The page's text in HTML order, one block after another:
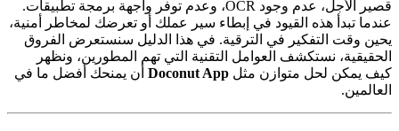
قصير الأجل، عدم وجود OCR، وعدم توفر واجهة برمجة تطبيقات.
عندما تبدأ هذه القيود في إبطاء سير عملك أو تعرضك لمخاطر أمنية،
يحين وقت التفكير في الترقية. في هذا الدليل سنستعرض الفروق
الحقيقية، نستكشف العوامل التقنية التي تهم المطورين، ونظهر
كيف يمكن لحل متوازن مثل Doconut App أن يمنحك أفضل ما في
العالمين.